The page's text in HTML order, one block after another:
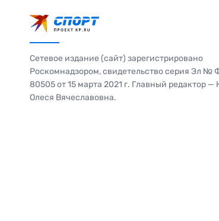
Сетевое издание (сайт) зарегистрировано
Роскомнадзором, свидетельство серия Эл №
80505 от 15 марта 2021 г. Главный редактор —
Олеся Вячеславовна.